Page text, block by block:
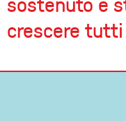
crescere